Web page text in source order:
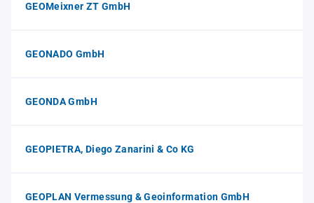
GEOMeixner ZT GmbH
GEONADO GmbH
GEONDA GmbH
GEOPIETRA, Diego Zanarini & Co KG
GEOPLAN Vermessung & Geoinformation GmbH